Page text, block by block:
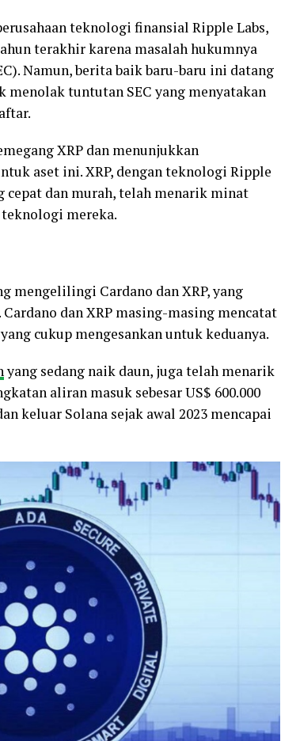
teknologi finansial Ripple Labs,
terakhir karena masalah hukumnya
Namun, berita baik baru-baru ini datang
tuntutan SEC yang menyatakan
XRP dan menunjukkan
aset ini. XRP, dengan teknologi Ripple
cepat dan murah, telah menarik minat
mereka.
mengelilingi Cardano dan XRP, yang
dan XRP masing-masing mencatat
cukup mengesankan untuk keduanya.
yang sedang naik daun, juga telah menarik
aliran masuk sebesar US$ 600.000
keluar Solana sejak awal 2023 mencapai